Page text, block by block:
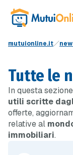
mutuionline.it
Tutte le
In questa
utili scritte
offerte,
relative al
immobiliari.